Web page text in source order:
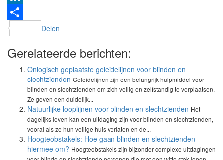
LinkedIn
Delen
Gerelateerde berichten:
Onlogisch geplaatste geleidelijnen voor blinden en
slechtzienden Geleidelijnen zijn een belangrijk hulpmiddel voor
blinden en slechtzienden om zich veilig en zelfstandig te verplaatsen.
Ze geven een duidelijk...
Natuurlijke looplijnen voor blinden en slechtzienden Het
dagelijks leven kan een uitdaging zijn voor blinden en slechtzienden,
vooral als ze hun veilige huis verlaten en de...
Hoogteobstakels: Hoe gaan blinden en slechtzienden
hiermee om? Hoogteobstakels zijn bijzonder complexe uitdagingen